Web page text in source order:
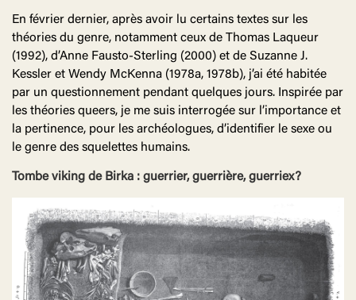
En février dernier, après avoir lu certains textes sur les
théories du genre, notamment ceux de Thomas Laqueur
(1992), d’Anne Fausto-Sterling (2000) et de Suzanne J.
Kessler et Wendy McKenna (1978a, 1978b), j’ai été habitée
par un questionnement pendant quelques jours. Inspirée par
les théories queers, je me suis interrogée sur l’importance et
la pertinence, pour les archéologues, d’identifier le sexe ou
le genre des squelettes humains.
Tombe viking de Birka : guerrier, guerrière, guerriex?